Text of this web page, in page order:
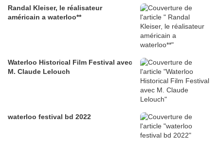
Randal Kleiser, le réalisateur
américain a waterloo**
Waterloo Historical Film Festival avec
M. Claude Lelouch
waterloo festival bd 2022